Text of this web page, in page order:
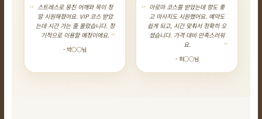
스트레스로 뭉친 어깨와 목이 정
말 시원해졌어요. VIP 코스 받았
는데 시간 가는 줄 몰랐습니다. 정
기적으로 이용할 예정이에요.
- 박○○님
아로마 코스를 받았는데 향도 좋
고 마사지도 시원했어요. 예약도
쉽게 되고, 시간 맞춰서 정확히 오
셨습니다. 가격 대비 만족스러워
요.
- 최○○님